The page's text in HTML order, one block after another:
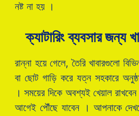
নষ্ট না হয় ।
ক্যাটারিং ব্যবসার জন্য
রান্না হয়ে গেলে, তৈরি খাবারগুলো
বা ছোট গাড়ি করে যত্ন সহকারে
। সময়ের দিকে অবশ্যই খেয়াল
আগেই পৌঁছে যাবেন । আপনাকে